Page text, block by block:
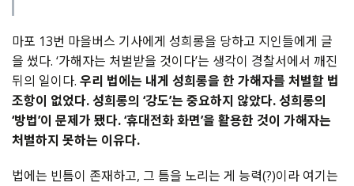
마포 13번 마을버스 기사에게 성희롱을 당하고 지인들에게 글
을 썼다. ‘가해자는 처벌받을 것이다’는 생각이 경찰서에서 깨진
뒤의 일이다. 우리 법에는 내게 성희롱을 한 가해자를 처벌할 법
조항이 없었다. 성희롱의 ‘강도’는 중요하지 않았다. 성희롱의
‘방법’이 문제가 됐다. ‘휴대전화 화면’을 활용한 것이 가해자는
처벌하지 못하는 이유다.
법에는 빈틈이 존재하고, 그 틈을 노리는 게 능력(?)이라 여기는